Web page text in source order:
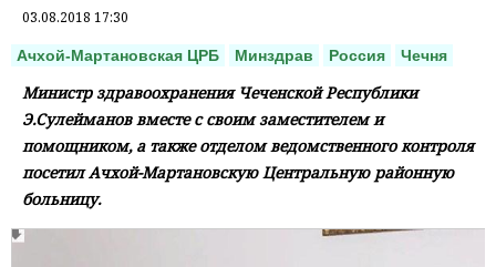
03.08.2018 17:30
Ачхой-Мартановская ЦРБ Минздрав Россия Чечня
Министр здравоохранения Чеченской Республики
Э.Сулейманов вместе с своим заместителем и
помощником, а также отделом ведомственного контроля
посетил Ачхой-Мартановскую Центральную районную
больницу.